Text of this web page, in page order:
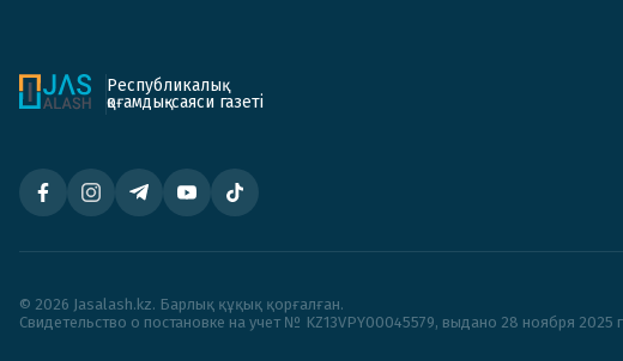
Республикалық
қоғамдық-саяси газеті
© 2026 Jasalash.kz. Барлық құқық қорғалған.
Cвидетельство о постановке на учет № KZ13VPY00045579, выдано 28 ноября 2025